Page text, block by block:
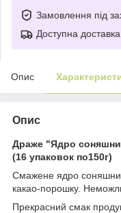
Замовлення під
Доступна доставка
Опис
Опис
Драже "Ядро
(16 упаковок по150г)
Смажене ядро
какао-порошку.
Прекрасний смак